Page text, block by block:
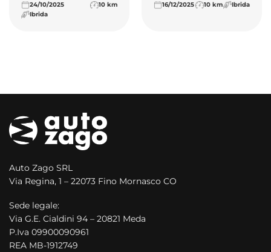
24/10/2025
10 km
Ibrida
16/12/2025 10 km Ibrida
Auto Zago SRL
Via Regina, 1 – 22073 Fino Mornasco CO
Sede legale:
Via G.E. Cialdini 94 – 20821 Meda
P.Iva 09900090961
REA MB-1912749